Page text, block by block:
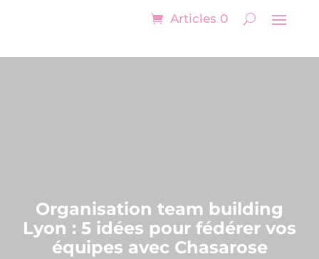
Articles 0
Organisation team building
Lyon : 5 idées pour fédérer vos
équipes avec Chasarose